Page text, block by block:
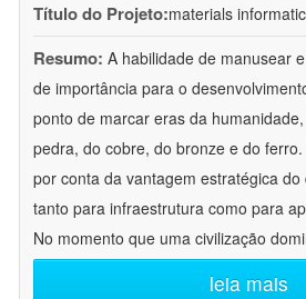
Título do Projeto:materials
Resumo: A habilidade de manusear
de importância para o
ponto de marcar eras da
pedra, do cobre, do bronze e do
por conta da vantagem estratégica
tanto para infraestrutura como para
No momento que uma civilização
leia mais